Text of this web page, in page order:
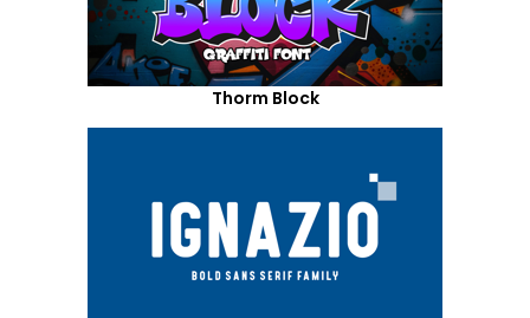
Thorm Block